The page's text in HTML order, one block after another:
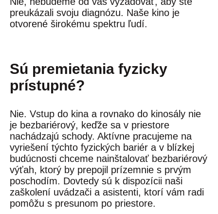
preukázali svoju diagnózu. Naše kino je
otvorené širokému spektru ľudí.
Sú premietania fyzicky
prístupné?
Nie. Vstup do kina a rovnako do kinosály nie
je bezbariérový, keďže sa v priestore
nachádzajú schody. Aktívne pracujeme na
vyriešení týchto fyzických bariér a v blízkej
budúcnosti chceme nainštalovať bezbariérový
výťah, ktorý by prepojil prízemnie s prvým
poschodím. Dovtedy sú k dispozícii naši
zaškolení uvádzači a asistenti, ktorí vám radi
pomôžu s presunom po priestore.